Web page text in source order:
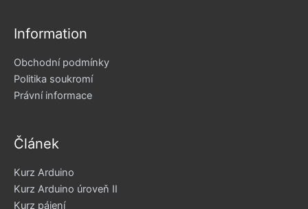
Information
Obchodní podmínky
Politika soukromí
Právní informace
Článek
Kurz Arduino
Kurz Arduino úroveň II
Kurz pájení